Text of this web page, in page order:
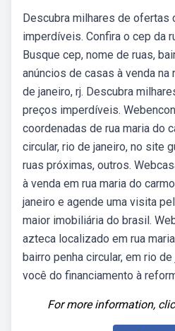
Descubra milhares de ofertas
imperdíveis. Confira o cep da
Busque cep, nome de ruas,
anúncios de casas à venda na
de janeiro, rj. Descubra
preços imperdíveis.
coordenadas de rua maria do
circular, rio de janeiro, no site
ruas próximas, outros.
à venda em rua maria do
janeiro e agende uma visita
maior imobiliária do brasil.
azteca localizado em rua
bairro penha circular, em rio
você do financiamento à
For more information,